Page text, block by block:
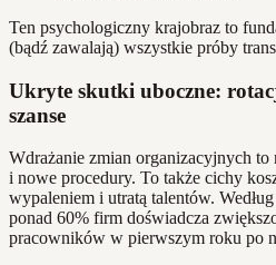
Ten psychologiczny krajobraz to
(bądź zawalają) wszystkie próby
Ukryte skutki uboczne:
szanse
Wdrażanie zmian organizacyjnych
i nowe procedury. To także cichy
wypaleniem i utratą talentów. Według
ponad 60% firm doświadcza
pracowników w pierwszym roku po